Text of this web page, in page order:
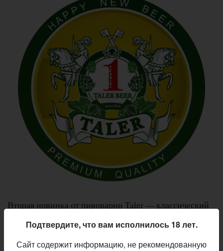
Вторая новинка от пивоварни Taler — классический
переживает ренессанс. Берлинер вайссе с
добавлением чёрной смородины и ванили уже
Подтвердите, что вам исполнилось 18 лет.
Сайт содержит информацию, не рекомендованную